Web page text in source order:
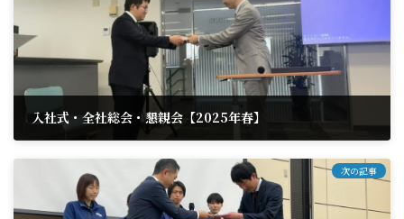
入社式・全社総会・懇親会【2025年春】
次の記事